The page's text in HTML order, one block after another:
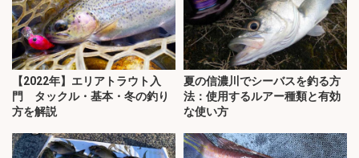
【2022年】エリアトラウト入
門 タックル・基本・冬の釣り
方を解説
夏の信濃川でシーバスを釣る方
法：使用するルアー種類と有効
な使い方